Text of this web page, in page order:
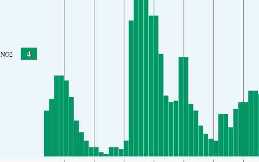
NO2 4